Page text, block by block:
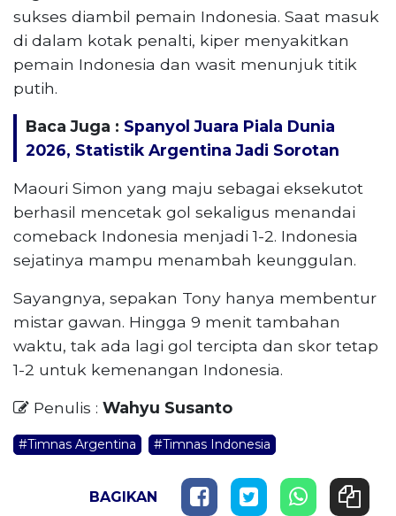
sukses diambil pemain Indonesia. Saat masuk
di dalam kotak penalti, kiper menyakitkan
pemain Indonesia dan wasit menunjuk titik
putih.
Baca Juga : Spanyol Juara Piala Dunia
2026, Statistik Argentina Jadi Sorotan
Maouri Simon yang maju sebagai eksekutot
berhasil mencetak gol sekaligus menandai
comeback Indonesia menjadi 1-2. Indonesia
sejatinya mampu menambah keunggulan.
Sayangnya, sepakan Tony hanya membentur
mistar gawan. Hingga 9 menit tambahan
waktu, tak ada lagi gol tercipta dan skor tetap
1-2 untuk kemenangan Indonesia.
Penulis : Wahyu Susanto
#Timnas Argentina #Timnas Indonesia
BAGIKAN